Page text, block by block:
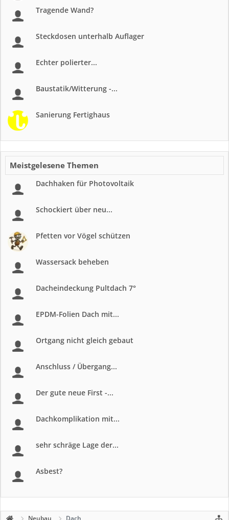
Tragende Wand?
Steckdosen unterhalb Auflager
Echter polierter...
Baustatik/Witterung -...
Sanierung Fertighaus
Meistgelesene Themen
Dachhaken für Photovoltaik
Schockiert über neu...
Pfetten vor Vögel schützen
Wassersack beheben
Dacheindeckung Pultdach 7°
EPDM-Folien Dach mit...
Ortgang nicht gleich gebaut
Anschluss / Übergang...
Der gute neue First -...
Dachkomplikation mit...
sehr schräge Lage der...
Asbest?
Neubau Dach